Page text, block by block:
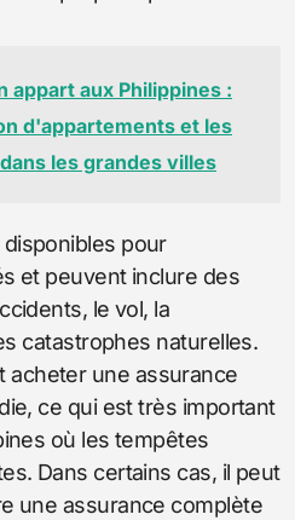
appart aux Philippines :
d'appartements et les
les grandes villes
pour
et peuvent inclure des
le vol, la
catastrophes naturelles.
acheter une assurance
ce qui est très important
où les tempêtes
Dans certains cas, il peut
une assurance complète